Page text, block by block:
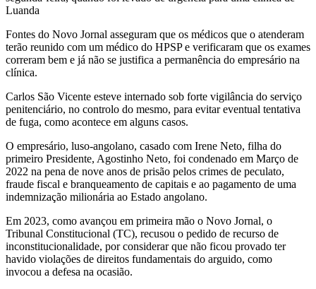
Luanda
Fontes do Novo Jornal asseguram que os médicos que o atenderam
terão reunido com um médico do HPSP e verificaram que os exames
correram bem e já não se justifica a permanência do empresário na
clínica.
Carlos São Vicente esteve internado sob forte vigilância do serviço
penitenciário, no controlo do mesmo, para evitar eventual tentativa
de fuga, como acontece em alguns casos.
O empresário, luso-angolano, casado com Irene Neto, filha do
primeiro Presidente, Agostinho Neto, foi condenado em Março de
2022 na pena de nove anos de prisão pelos crimes de peculato,
fraude fiscal e branqueamento de capitais e ao pagamento de uma
indemnização milionária ao Estado angolano.
Em 2023, como avançou em primeira mão o Novo Jornal, o
Tribunal Constitucional (TC), recusou o pedido de recurso de
inconstitucionalidade, por considerar que não ficou provado ter
havido violações de direitos fundamentais do arguido, como
invocou a defesa na ocasião.